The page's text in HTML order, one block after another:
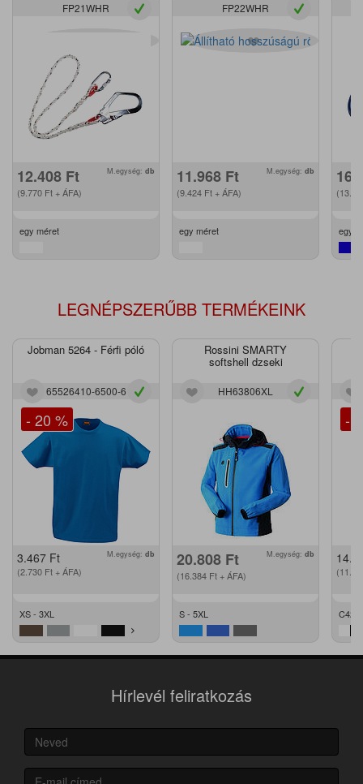
FP21WHR
12.408 Ft
(9.770 Ft + ÁFA)
M.egység: db
egy méret
FP22WHR
11.968 Ft
(9.424 Ft + ÁFA)
M.egység: db
egy méret egy
LEGNÉPSZERŰBB TERMÉKEINK
Jobman 5264 - Férfi póló
65526410-6500-6
- 20 %
3.467 Ft
(2.730 Ft + ÁFA)
M.egység: db
XS - 3XL
Rossini SMARTY
softshell dzseki
HH63806XL
20.808 Ft
(16.384 Ft + ÁFA)
M.egység: db
S - 5XL
-
C42 -
Hírlevél feliratkozás